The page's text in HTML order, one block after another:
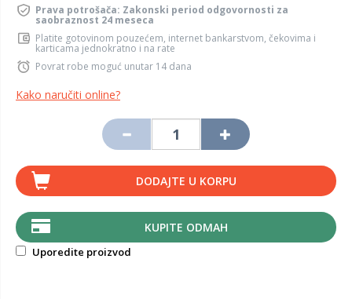
Prava potrošača: Zakonski period odgovornosti za
saobraznost 24 meseca
Platite gotovinom pouzećem, internet bankarstvom, čekovima i
karticama jednokratno i na rate
Povrat robe moguć unutar 14 dana
Kako naručiti online?
DODAJTE U KORPU
KUPITE ODMAH
Uporedite proizvod